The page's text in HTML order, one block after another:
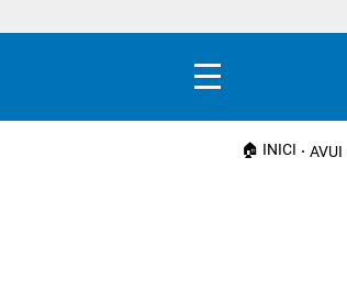
Menú
🏠 INICI AVUI